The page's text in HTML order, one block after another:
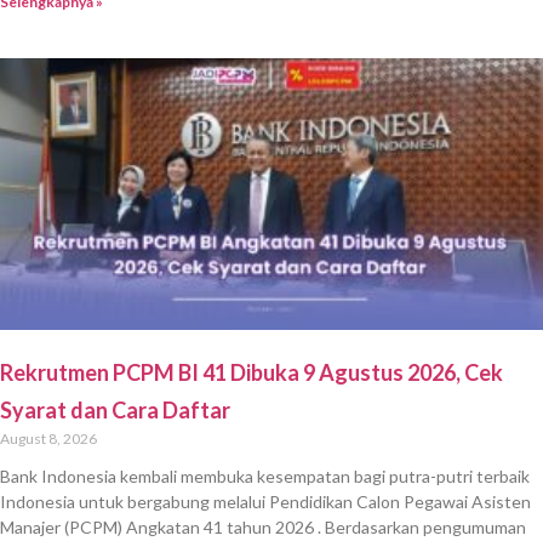
Rekrutmen PCPM BI 41 Dibuka 9 Agustus 2026, Cek
Syarat dan Cara Daftar
August 8, 2026
Bank Indonesia kembali membuka kesempatan bagi putra-putri terbaik
Indonesia untuk bergabung melalui Pendidikan Calon Pegawai Asisten
Manajer (PCPM) Angkatan 41 tahun 2026 . Berdasarkan pengumuman